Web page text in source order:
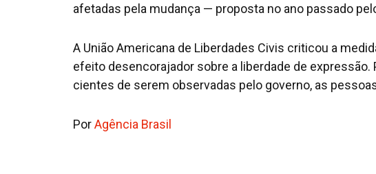
afetadas pela mudança — proposta no ano passado
A União Americana de Liberdades Civis criticou a
efeito desencorajador sobre a liberdade de expressão.
cientes de serem observadas pelo governo, as
PorAgência Brasil